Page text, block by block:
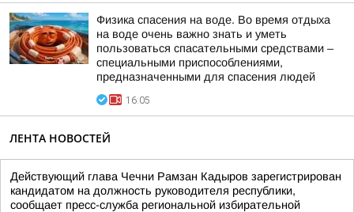
Физика спасения на воде. Во время отдыха
на воде очень важно знать и уметь
пользоваться спасательными средствами –
специальными приспособлениями,
предназначенными для спасения людей
16:05
ЛЕНТА НОВОСТЕЙ
Действующий глава Чечни Рамзан Кадыров зарегистрирован
кандидатом на должность руководителя республики,
сообщает пресс-служба региональной избирательной